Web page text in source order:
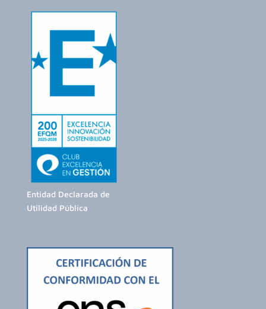
Entidad Declarada de
Utilidad Pública